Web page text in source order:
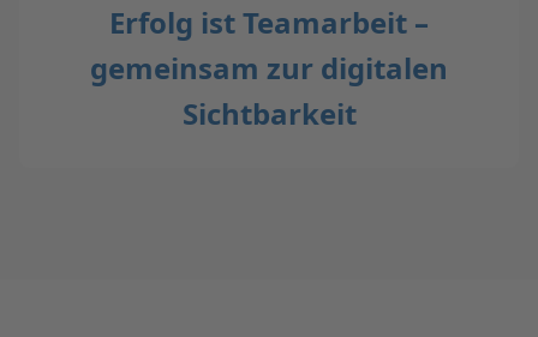
Erfolg ist Teamarbeit –
gemeinsam zur digitalen
Sichtbarkeit